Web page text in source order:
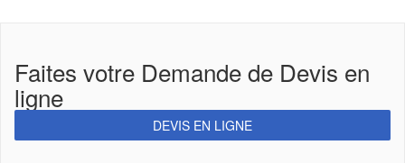
Faites votre Demande de Devis en
ligne
DEVIS EN LIGNE